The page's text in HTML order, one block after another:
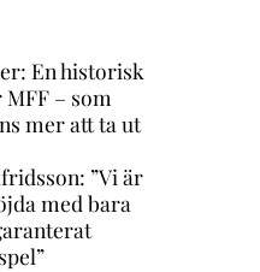
En historisk
– som
mer att ta ut
”Vi är
med bara